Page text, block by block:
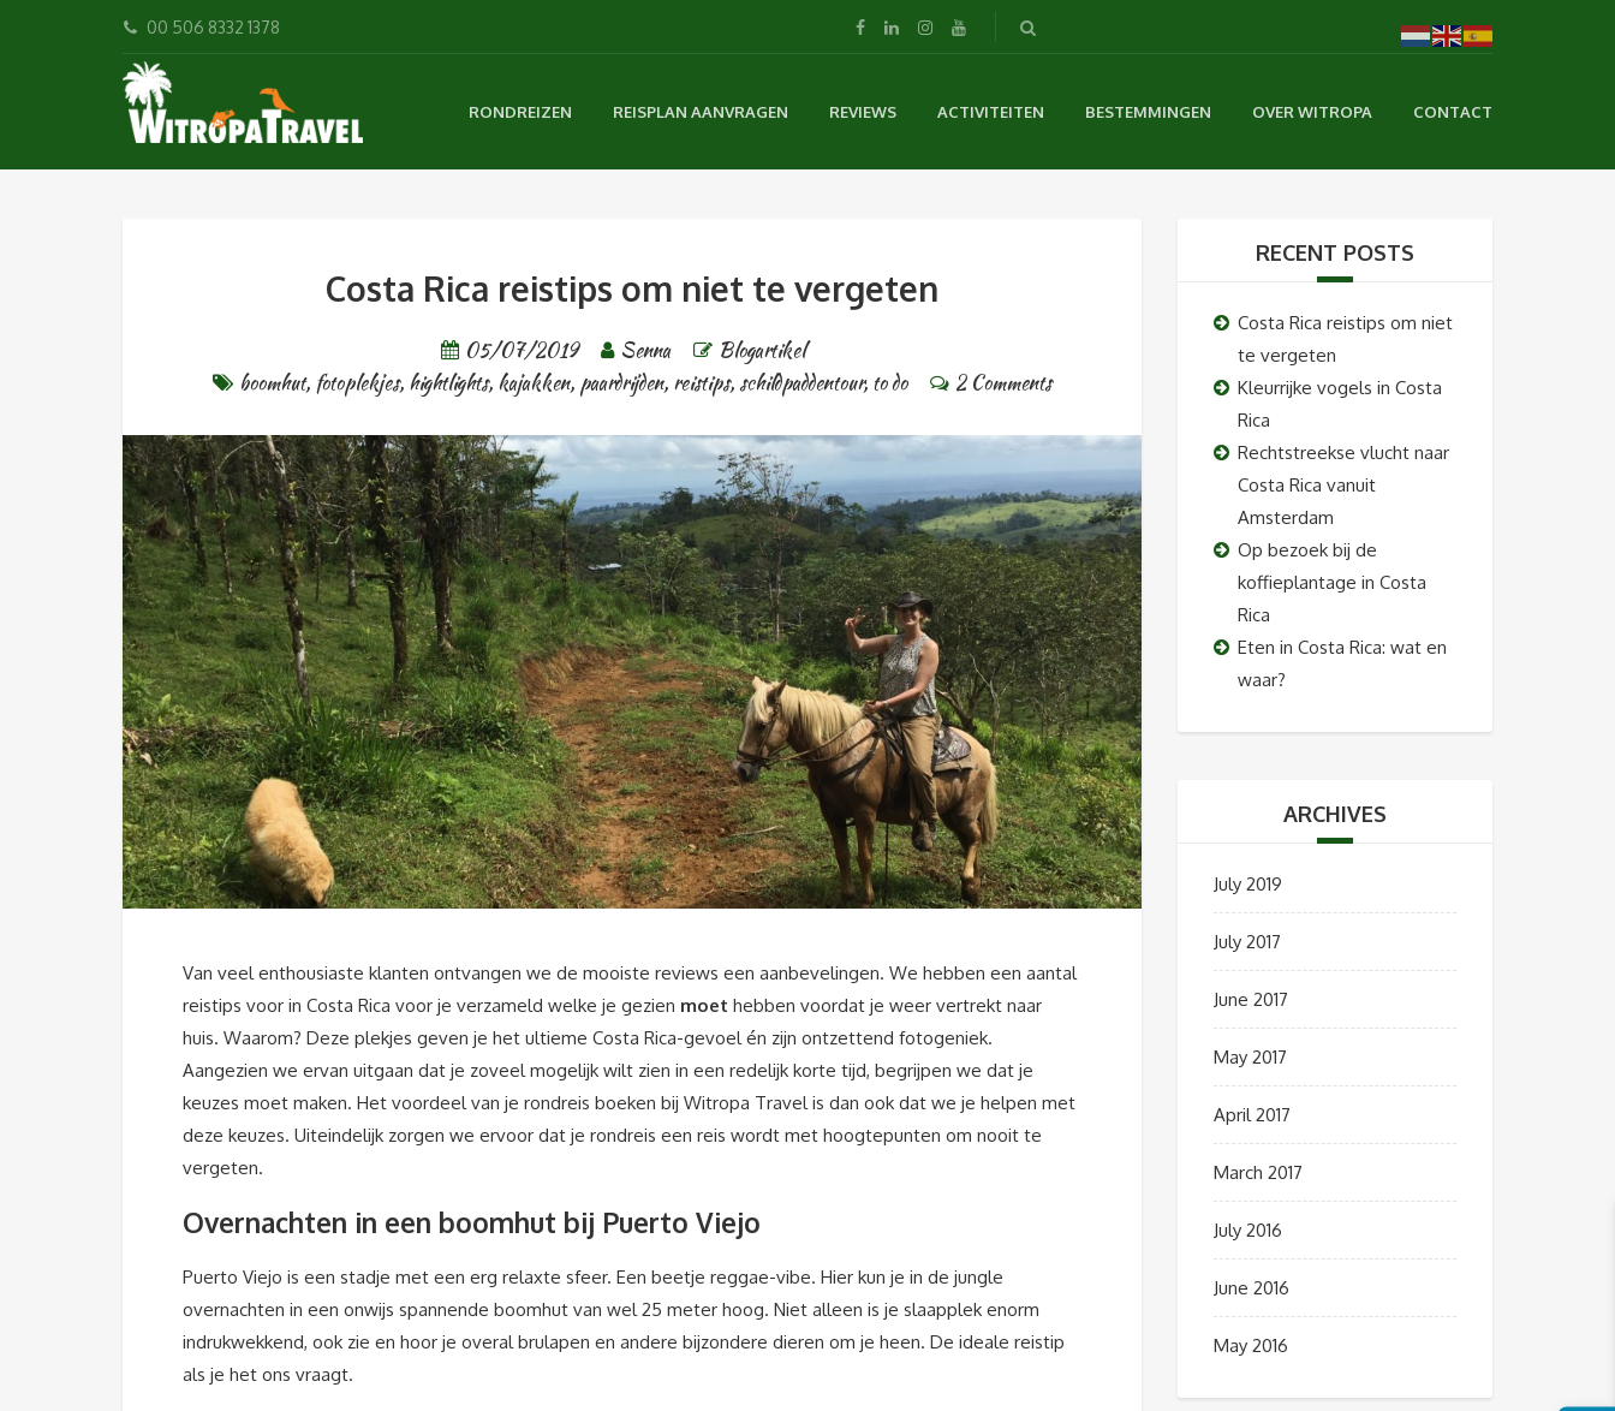
00 506 8332 1378
RONDREIZEN REISPLAN AANVRAGEN REVIEWS ACTIVITEITEN BESTEMMINGEN OVER WITROPA CONTACT
Costa Rica reistips om niet te vergeten
05/07/2019 Senna
Blogartikel
boomhut, fotoplekjes, hightlights, kajakken, paardrijden, reistips, schildpaddentour, to do 2 Comments
Van veel enthousiaste klanten ontvangen we de mooiste reviews een aanbevelingen. We hebben een aantal
reistips voor in Costa Rica voor je verzameld welke je gezien moet hebben voordat je weer vertrekt naar
huis. Waarom? Deze plekjes geven je het ultieme Costa Rica-gevoel én zijn ontzettend fotogeniek.
Aangezien we ervan uitgaan dat je zoveel mogelijk wilt zien in een redelijk korte tijd, begrijpen we dat je
keuzes moet maken. Het voordeel van je rondreis boeken bij Witropa Travel is dan ook dat we je helpen met
deze keuzes. Uiteindelijk zorgen we ervoor dat je rondreis een reis wordt met hoogtepunten om nooit te
vergeten.
Overnachten in een boomhut bij Puerto Viejo
Puerto Viejo is een stadje met een erg relaxte sfeer. Een beetje reggae-vibe. Hier kun je in de jungle
overnachten in een onwijs spannende boomhut van wel 25 meter hoog. Niet alleen is je slaapplek enorm
indrukwekkend, ook zie en hoor je overal brulapen en andere bijzondere dieren om je heen. De ideale reistip
als je het ons vraagt.
RECENT POSTS
Costa Rica reistips om niet
te vergeten
Kleurrijke vogels in Costa
Rica
Rechtstreekse vlucht naar
Costa Rica vanuit
Amsterdam
Op bezoek bij de
koffieplantage in Costa
Rica
Eten in Costa Rica: wat en
waar?
ARCHIVES
July 2019
July 2017
June 2017
May 2017
April 2017
March 2017
July 2016
June 2016
May 2016